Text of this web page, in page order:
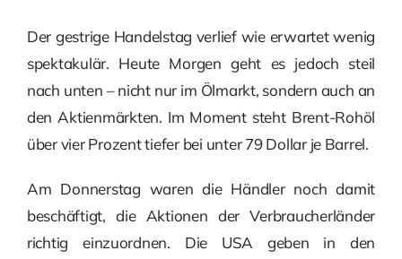
Der gestrige Handelstag verlief wie erwartet wenig
spektakulär. Heute Morgen geht es jedoch steil
nach unten – nicht nur im Ölmarkt, sondern auch an
den Aktienmärkten. Im Moment steht Brent-Rohöl
über vier Prozent tiefer bei unter 79 Dollar je Barrel.
Am Donnerstag waren die Händler noch damit
beschäftigt, die Aktionen der Verbraucherländer
richtig einzuordnen. Die USA geben in den